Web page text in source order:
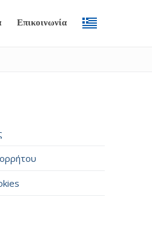
Επικοινωνία